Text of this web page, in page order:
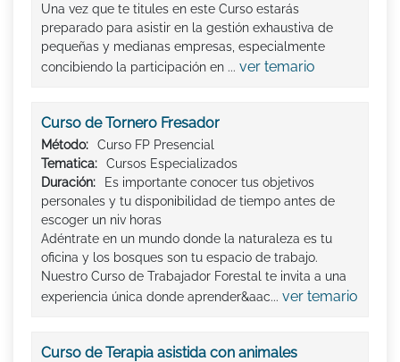
Una vez que te titules en este Curso estarás
preparado para asistir en la gestión exhaustiva de
pequeñas y medianas empresas, especialmente
concibiendo la participación en ... ver temario
Curso de Tornero Fresador
Método:
Curso FP Presencial
Tematica:
Cursos Especializados
Duración:
Es importante conocer tus objetivos
personales y tu disponibilidad de tiempo antes de
escoger un niv horas
Adéntrate en un mundo donde la naturaleza es tu
oficina y los bosques son tu espacio de trabajo.
Nuestro Curso de Trabajador Forestal te invita a una
experiencia única donde aprender&aac... ver temario
Curso de Terapia asistida con animales